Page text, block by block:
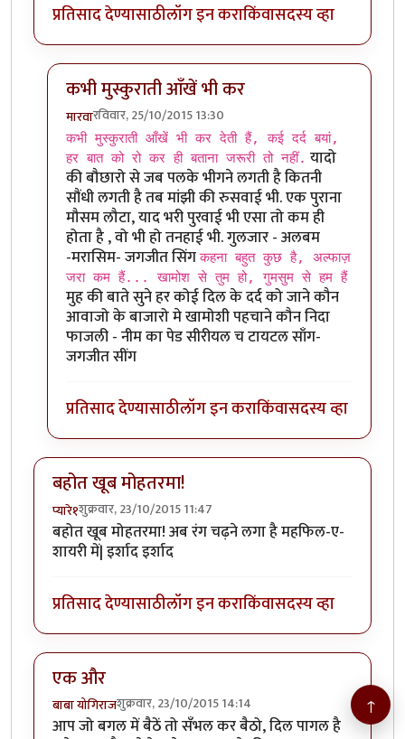
प्रतिसाद देण्यासाठीलॉग इन कराकिंवासदस्य व्हा
कभी मुस्कुराती आँखें भी कर
मारवारविवार, 25/10/2015 13:30
In reply to'हम' क्यों नहीं है ?byमधुमति
कभी मुस्कुराती आँखें भी कर देती हैं, कई दर्द बयां,
हर बात को रो कर ही बताना जरूरी तो नहीं. यादो
की बौछारो से जब पलके भीगने लगती है कितनी
सौंधी लगती है तब मांझी की रुसवाई भी. एक पुराना
मौसम लौटा, याद भरी पुरवाई भी एसा तो कम ही
होता है , वो भी हो तनहाई भी. गुलजार - अलबम
-मरासिम- जगजीत सिंगकहना बहुत कुछ है, अल्फाज़
जरा कम हैं... खामोश से तुम हो, गुमसुम से हम हैं
मुह की बाते सुने हर कोई दिल के दर्द को जाने कौन
आवाजो के बाजारो मे खामोशी पहचाने कौन निदा
फाजली - नीम का पेड सीरीयल च टायटल साँग-
जगजीत सींग
प्रतिसाद देण्यासाठीलॉग इन कराकिंवासदस्य व्हा
बहोत खूब मोहतरमा!
प्यारे१शुक्रवार, 23/10/2015 11:47
बहोत खूब मोहतरमा! अब रंग चढ़ने लगा है महफिल-ए-
शायरी में| इर्शाद इर्शाद
प्रतिसाद देण्यासाठीलॉग इन कराकिंवासदस्य व्हा
एक और
बाबा योगिराजशुक्रवार, 23/10/2015 14:14
आप जो बगल में बैठें तो सँभल कर बैठो, दिल पागल है
↑